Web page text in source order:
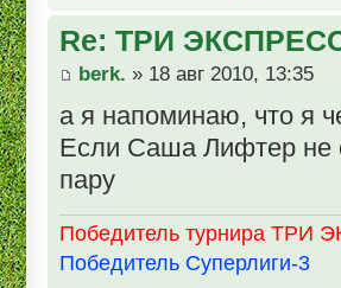
Re: ТРИ
berk. » 18 авг 2010, 13:35
а я напоминаю, что я
Если Саша Лифтер не
пару
Победитель турнира ТРИ
Победитель Суперлиги-3